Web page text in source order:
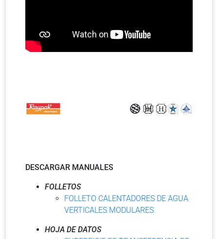
DESCARGAR MANUALES
FOLLETOS
FOLLETO CALENTADORES DE AGUA
VERTICALES MODULARES
HOJA DE DATOS